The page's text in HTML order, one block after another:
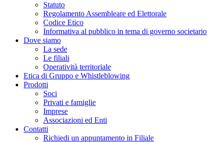
Statuto
Regolamento Assembleare ed Elettorale
Codice Etico
Informativa al pubblico in tema di governo societario
Dove siamo
La sede
Le filiali
Operatività territoriale
Etica di Gruppo e Whistleblowing
Prodotti
Soci
Privati e famiglie
Imprese
Associazioni ed Enti
Contatti
Richiedi un appuntamento in Filiale